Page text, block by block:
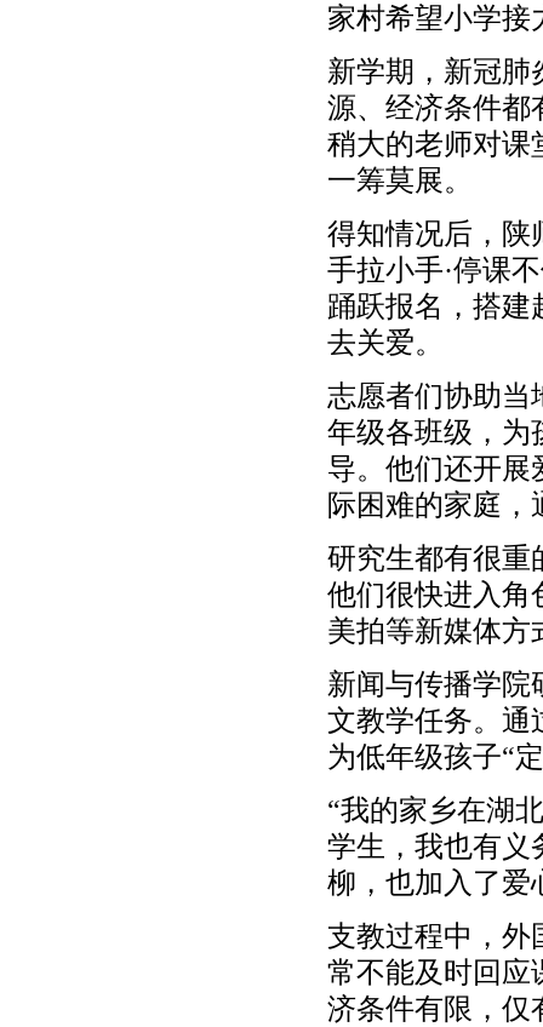
家村希望小学接
新学期，新冠肺
源、经济条件都
稍大的老师对课
一筹莫展。
得知情况后，陕
手拉小手·停课
踊跃报名，搭建
去关爱。
志愿者们协助当
年级各班级，为
导。他们还开展
际困难的家庭，
研究生都有很重
他们很快进入角
美拍等新媒体方
新闻与传播学院
文教学任务。通
为低年级孩子“
“我的家乡在湖
学生，我也有义
柳，也加入了爱
支教过程中，外
常不能及时回应
济条件有限，仅